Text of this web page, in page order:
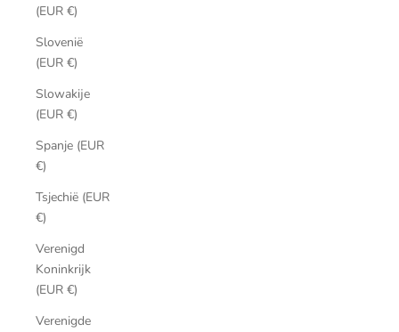
(EUR €)
Slovenië
(EUR €)
Slowakije
(EUR €)
Spanje (EUR
€)
Tsjechië (EUR
€)
Verenigd
Koninkrijk
(EUR €)
Verenigde